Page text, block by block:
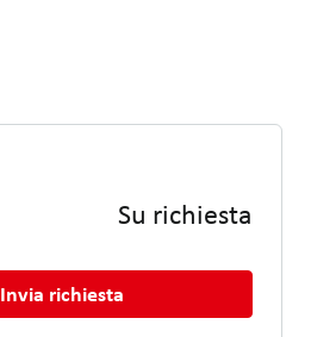
Su richiesta
Invia richiesta